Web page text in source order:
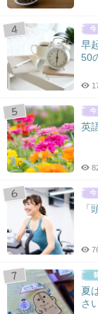
早
50
英
夏
さ